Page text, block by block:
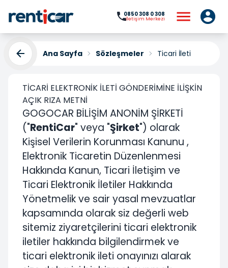
0850 308 0 308
İletişim Merkezi
Ana Sayfa Sözleşmeler Ticari İleti
TİCARİ ELEKTRONİK İLETİ GÖNDERİMİNE İLİŞKİN
AÇIK RIZA METNİ
GOGOCAR BİLİŞİM ANONİM ŞİRKETİ
("RentiCar" veya "Şirket") olarak
Kişisel Verilerin Korunması Kanunu ,
Elektronik Ticaretin Düzenlenmesi
Hakkında Kanun, Ticari İletişim ve
Ticari Elektronik İletiler Hakkında
Yönetmelik ve sair yasal mevzuatlar
kapsamında olarak siz değerli web
sitemiz ziyaretçilerini ticari elektronik
iletiler hakkında bilgilendirmek ve
ticari elektronik ileti onayınızı alarak